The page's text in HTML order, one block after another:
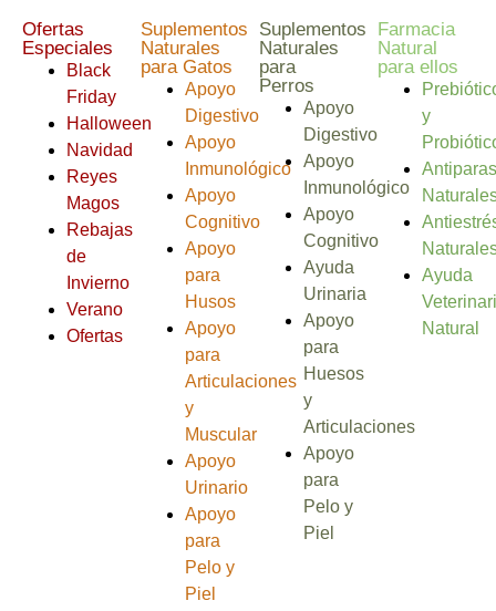
Ofertas
Especiales
Black
Friday
Halloween
Navidad
Reyes
Magos
Rebajas
de
Invierno
Verano
Ofertas
Suplementos
Naturales
para Gatos
Apoyo
Digestivo
Apoyo
Inmunológico
Apoyo
Cognitivo
Apoyo
para
Husos
Apoyo
para
Articulaciones
y
Muscular
Apoyo
Urinario
Apoyo
para
Pelo y
Piel
Suplementos
Naturales
para
Perros
Apoyo
Digestivo
Apoyo
Inmunológico
Apoyo
Cognitivo
Ayuda
Urinaria
Apoyo
para
Huesos
y
Articulaciones
Apoyo
para
Pelo y
Piel
Farmacia
Natural
para ellos
y
Ayuda
Natural